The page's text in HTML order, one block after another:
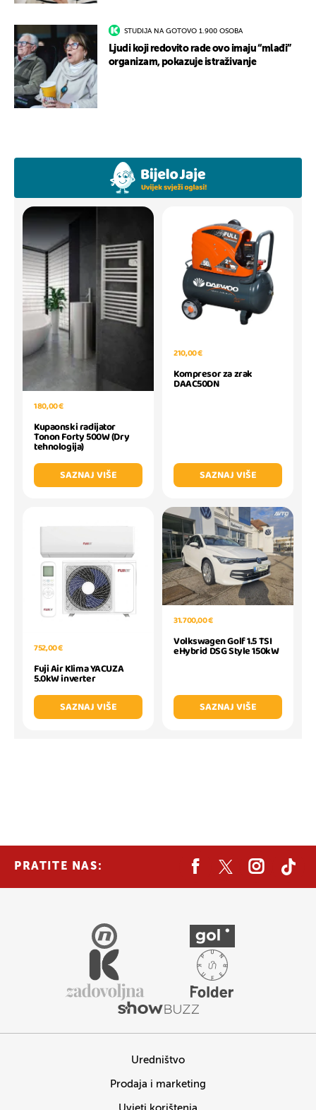
STUDIJA NA GOTOVO 1.900 OSOBA
Ljudi koji redovito rade ovo imaju “mlađi”
organizam, pokazuje istraživanje
180,00 €
Kupaonski radijator
Tonon Forty 500W (Dry
tehnologija)
SAZNAJ VIŠE
210,00 €
Kompresor za zrak
DAAC50DN
SAZNAJ VIŠE
752,00 €
Fuji Air Klima YACUZA
5.0kW inverter
SAZNAJ VIŠE
31.700,00 €
Volkswagen Golf 1.5 TSI
eHybrid DSG Style 150kW
SAZNAJ VIŠE
PRATITE NAS:
Uredništvo
Prodaja i marketing